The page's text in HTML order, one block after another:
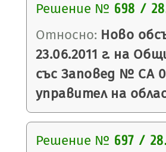
Решение № 698 /
Относно: Ново
23.06.2011 г. на
със Заповед № СА
управител на
Решение № 697 /